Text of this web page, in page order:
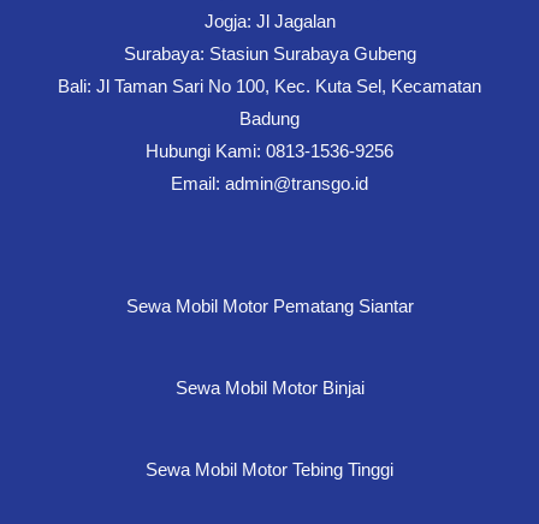
Jogja: Jl Jagalan
Surabaya: Stasiun Surabaya Gubeng
Bali: Jl Taman Sari No 100, Kec. Kuta Sel, Kecamatan
Badung
Hubungi Kami: 0813-1536-9256
Email: admin@transgo.id
Sewa Mobil Motor Pematang Siantar
Sewa Mobil Motor Binjai
Sewa Mobil Motor Tebing Tinggi